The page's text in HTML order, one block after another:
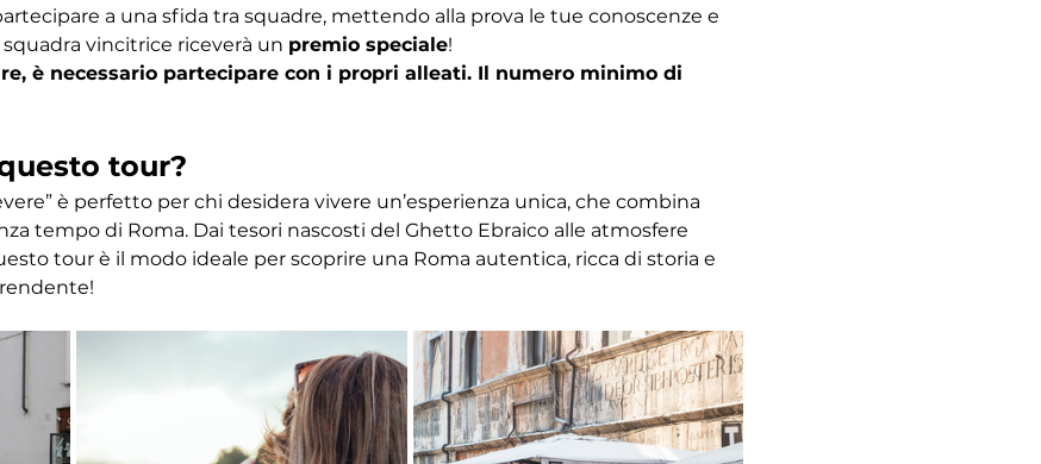
a una sfida tra squadre, mettendo alla prova le tue conoscenze e
vincitrice riceverà un premio speciale!
è necessario partecipare con i propri alleati. Il numero minimo di
tour?
è perfetto per chi desidera vivere un’esperienza unica, che combina
tempo di Roma. Dai tesori nascosti del Ghetto Ebraico alle atmosfere
tour è il modo ideale per scoprire una Roma autentica, ricca di storia e